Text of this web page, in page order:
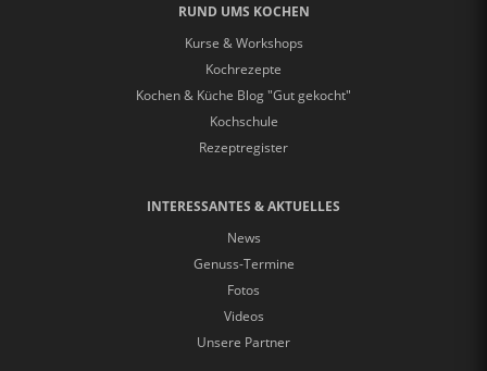
RUND UMS KOCHEN
Kurse & Workshops
Kochrezepte
Kochen & Küche Blog "Gut gekocht"
Kochschule
Rezeptregister
INTERESSANTES & AKTUELLES
News
Genuss-Termine
Fotos
Videos
Unsere Partner